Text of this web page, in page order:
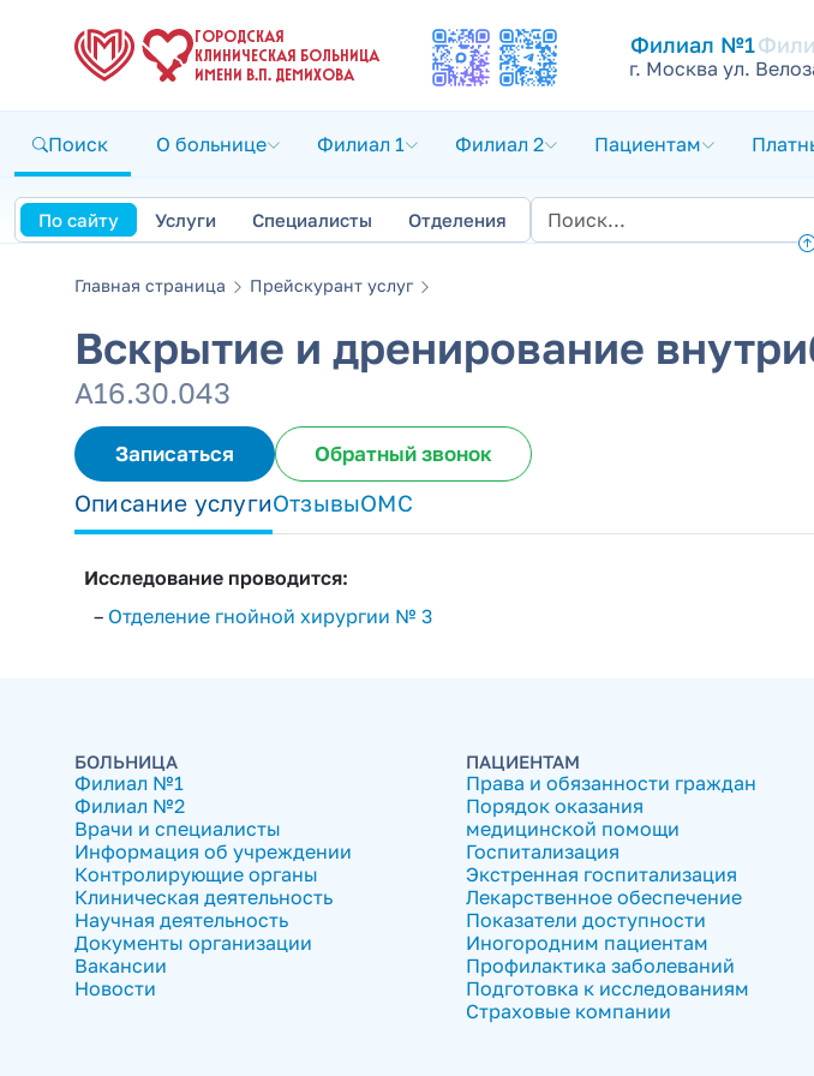
ГОРОДСКАЯ
КЛИНИЧЕСКАЯ БОЛЬНИЦА
ИМЕНИ В.П. ДЕМИХОВА
Филиал №1
г. Москва ул.
Поиск О больнице Филиал 1 Филиал 2 Пациентам
По сайту Услуги Специалисты Отделения
Главная страница Прейскурант услуг
Вскрытие и дренирование
А16.30.043
Записаться Обратный звонок
Описание услугиОтзывыОМС
Исследование проводится:
– Отделение гнойной хирургии № 3
БОЛЬНИЦА
Филиал №1
Филиал №2
Врачи и специалисты
Информация об учреждении
Контролирующие органы
Клиническая деятельность
Научная деятельность
Документы организации
Вакансии
Новости
ПАЦИЕНТАМ
Права и обязанности граждан
Порядок оказания
медицинской помощи
Госпитализация
Экстренная госпитализация
Лекарственное обеспечение
Показатели доступности
Иногородним пациентам
Профилактика заболеваний
Подготовка к исследованиям
Страховые компании